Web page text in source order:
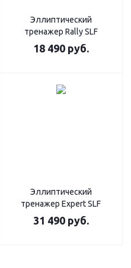
Эллиптический
тренажер Rally SLF
18 490руб.
Эллиптический
тренажер Expert SLF
31 490руб.